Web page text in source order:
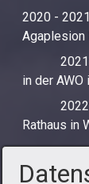
2020 -
Agaplesion
2021: -
in der AWO
2022: -
Rathaus in